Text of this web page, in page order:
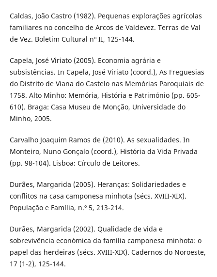
Caldas, João Castro (1982). Pequenas explorações agrícolas
familiares no concelho de Arcos de Valdevez. Terras de Val
de Vez. Boletim Cultural nº II, 125-144.
Capela, José Viriato (2005). Economia agrária e
subsistências. In Capela, José Viriato (coord.), As Freguesias
do Distrito de Viana do Castelo nas Memórias Paroquiais de
1758. Alto Minho: Memória, História e Património (pp. 605-
610). Braga: Casa Museu de Monção, Universidade do
Minho, 2005.
Carvalho Joaquim Ramos de (2010). As sexualidades. In
Monteiro, Nuno Gonçalo (coord.), História da Vida Privada
(pp. 98-104). Lisboa: Círculo de Leitores.
Durães, Margarida (2005). Heranças: Solidariedades e
conflitos na casa camponesa minhota (sécs. XVIII-XIX).
População e Família, n.º 5, 213-214.
Durães, Margarida (2002). Qualidade de vida e
sobrevivência económica da família camponesa minhota: o
papel das herdeiras (sécs. XVIII-XIX). Cadernos do Noroeste,
17 (1-2), 125-144.